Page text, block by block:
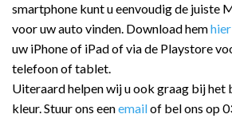
smartphone kunt u eenvoudig de juiste
voor uw auto vinden. Download hemhier
uw iPhone of iPad of via de Playstore
telefoon of tablet.
Uiteraard helpen wij u ook graag bij het
kleur. Stuur ons eenemailof bel ons op